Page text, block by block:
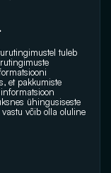
tuleb
et pakkumiste
ühingusiseste
võib olla oluline